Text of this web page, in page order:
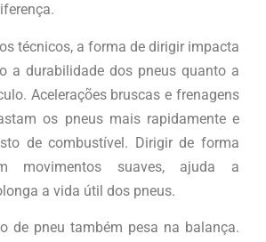
técnicos, a forma de dirigir impacta
a durabilidade dos pneus quanto a
Acelerações bruscas e frenagens
os pneus mais rapidamente e
de combustível. Dirigir de forma
movimentos suaves, ajuda a
a vida útil dos pneus.
de pneu também pesa na balança.